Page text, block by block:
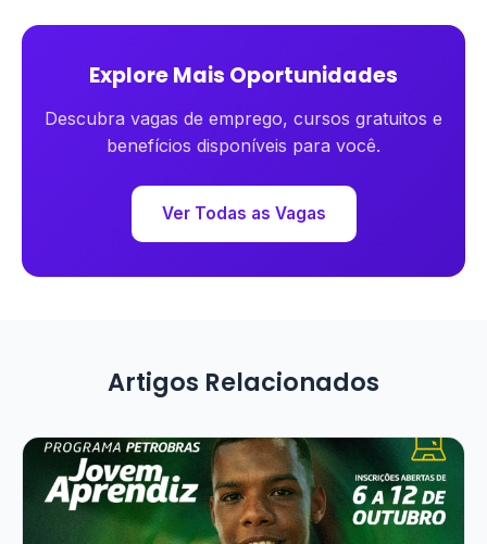
Explore Mais Oportunidades
Descubra vagas de emprego, cursos gratuitos e
benefícios disponíveis para você.
Ver Todas as Vagas
Artigos Relacionados